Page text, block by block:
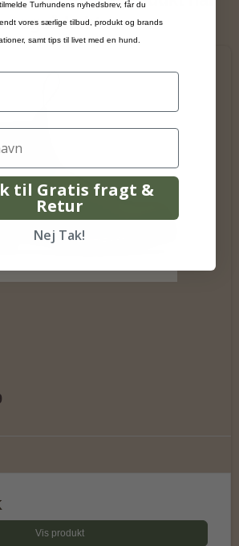
også købt
Vis produkt
Turhundens nyhedsbrev, får du
vores særlige tilbud, produkt og brands
samt tips til livet med en hund.
til Gratis fragt &
Retur
Nej Tak!